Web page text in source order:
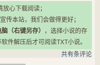
心下载阅读；
传本站，我们会做得更好；
脑（右键另存）
，选择小说的存
件解压后才可阅读TXT小说。
共有条评论